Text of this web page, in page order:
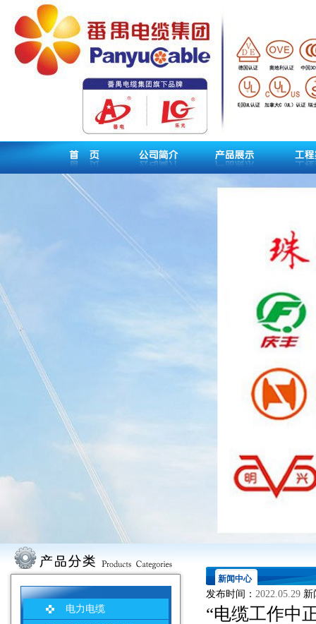
电力电缆
新闻中心
发布时间： 2022.05.29 新
“电缆工作中